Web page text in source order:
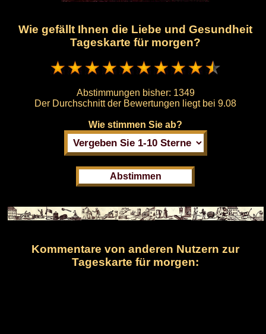
Wie gefällt Ihnen die Liebe und Gesundheit
Tageskarte für morgen?
Abstimmungen bisher: 1349
Der Durchschnitt der Bewertungen liegt bei 9.08
Wie stimmen Sie ab?
Kommentare von anderen Nutzern zur
Tageskarte für morgen: